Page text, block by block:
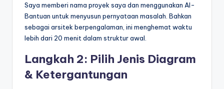
Saya memberi nama proyek saya dan menggunakan AI-
Bantuan untuk menyusun pernyataan masalah. Bahkan
sebagai arsitek berpengalaman, ini menghemat waktu
lebih dari 20 menit dalam struktur awal.
Langkah 2: Pilih Jenis Diagram
& Ketergantungan